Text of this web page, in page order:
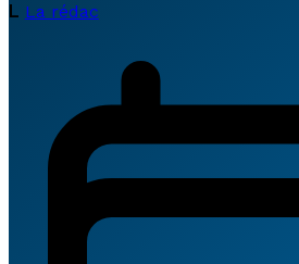
L La rédac